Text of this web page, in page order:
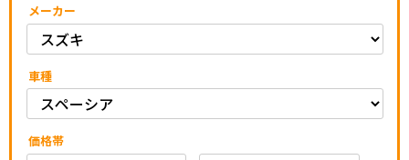
メーカー
車種
価格帯